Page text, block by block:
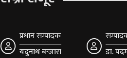
प्रधान सम्पादक
यदुनाथ बन्जारा
डा.